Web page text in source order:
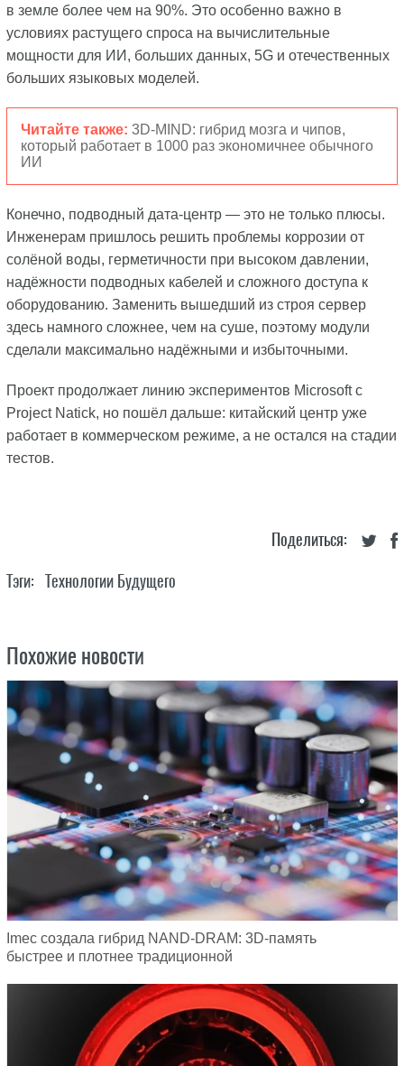
в земле более чем на 90%. Это особенно важно в
условиях растущего спроса на вычислительные
мощности для ИИ, больших данных, 5G и отечественных
больших языковых моделей.
Читайте также: 3D-MIND: гибрид мозга и чипов,
который работает в 1000 раз экономичнее обычного
ИИ
Конечно, подводный дата-центр — это не только плюсы.
Инженерам пришлось решить проблемы коррозии от
солёной воды, герметичности при высоком давлении,
надёжности подводных кабелей и сложного доступа к
оборудованию. Заменить вышедший из строя сервер
здесь намного сложнее, чем на суше, поэтому модули
сделали максимально надёжными и избыточными.
Проект продолжает линию экспериментов Microsoft с
Project Natick, но пошёл дальше: китайский центр уже
работает в коммерческом режиме, а не остался на стадии
тестов.
Поделиться:
Тэги: Технологии Будущего
Похожие новости
Imec создала гибрид NAND-DRAM: 3D-память
быстрее и плотнее традиционной